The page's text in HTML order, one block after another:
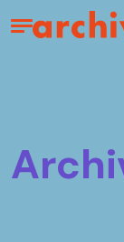
Home page
Apri il menu